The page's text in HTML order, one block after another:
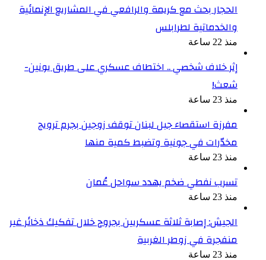
الحجار بحث مع كريمة والرافعي في المشاريع الإنمائية
والخدماتية لطرابلس
منذ 22 ساعة
إثر خلاف شخصي .. اختطاف عسكري على طريق يونين-
شعث!
منذ 23 ساعة
مفرزة استقصاء جبل لبنان توقف زوجين بجرم ترويج
مخدّرات في جونية وتضبط كمية منها
منذ 23 ساعة
تسرب نفطي ضخم يهدد سواحل عُمان
منذ 23 ساعة
الجيش: إصابة ثلاثة عسكريين بجروح خلال تفكيك ذخائر غير
منفجرة في زوطر الغربية
منذ 23 ساعة